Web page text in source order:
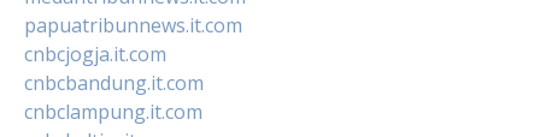
papuatribunnews.it.com
cnbcjogja.it.com
cnbcbandung.it.com
cnbclampung.it.com